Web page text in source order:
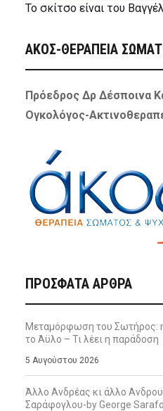
Το σκίτσο είναι του
ΑΚΟΣ-ΘΕΡΑΠΕΙΑ
Πρόεδρος Δρ Δέσποινα
Ογκολόγος-
ΠΡΌΣΦΑΤΑ ΆΡΘΡΑ
Μεταμόρφωση του Σωτήρος: η
το Άϋλο – Τι λέει η παράδοση
5 Αυγούστου 2026
Άλλο Ανδρέας κι άλλο
Σαράφογλου-by George